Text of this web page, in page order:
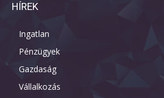
HÍREK
Ingatlan
Pénzügyek
Gazdaság
Vállalkozás